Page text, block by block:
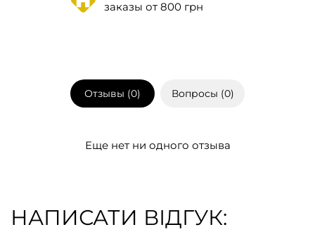
заказы от 800 грн
Отзывы (0) Вопросы (0)
Еще нет ни одного отзыва
НАПИСАТИ ВІДГУК: